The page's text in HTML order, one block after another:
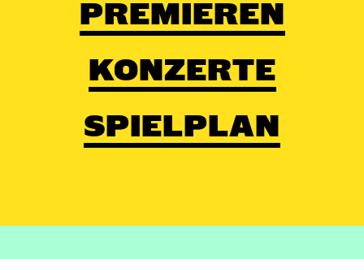
PREMIEREN
KONZERTE
SPIELPLAN